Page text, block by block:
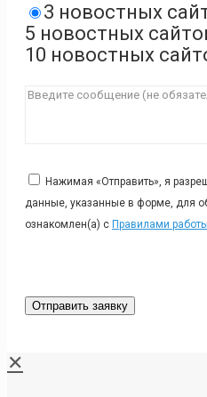
3 новостных
5 новостных
10 новостных
Нажимая «Отправить», я
данные, указанные в форме, для
ознакомлен(а) с Правилами
✕